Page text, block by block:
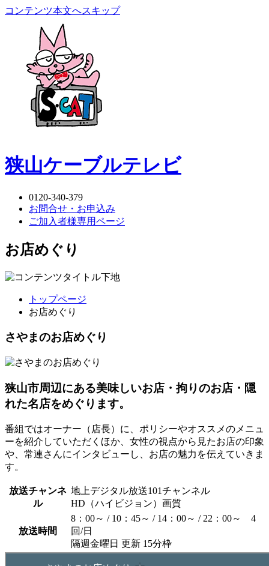
コンテンツ本文へスキップ
狭山ケーブルテレビ
0120-340-379
お問合せ・お申込み
ご加入者様専用ページ
お店めぐり
トップページ
お店めぐり
さやまのお店めぐり
狭山市周辺にある美味しいお店・拘りのお店・隠
れた名店をめぐります。
番組ではオーナー（店長）に、ポリシーやオススメのメニュ
ーを紹介していただくほか、女性の視点から見たお店の印象
や、常連さんにインタビューし、お店の魅力を伝えていきま
す。
放送チャンネ
ル
地上デジタル放送101チャンネル
HD（ハイビジョン）画質
放送時間
8：00～ / 10：45～ / 14：00～ / 22：00～ 4
回/日
隔週金曜日 更新 15分枠